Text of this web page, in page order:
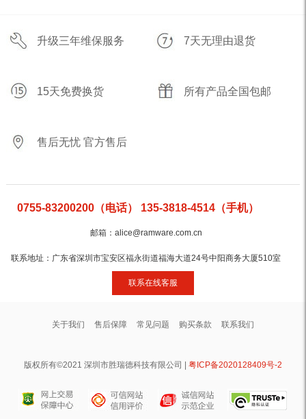
升级三年维保服务 7天无理由退货
15天免费换货 所有产品全国包邮
售后无忧 官方售后
0755-83200200（电话） 135-3818-4514（手机）
邮箱：alice@ramware.com.cn
联系地址：广东省深圳市宝安区福永街道福海大道24号中阳商务大厦510室
联系在线客服
关于我们 售后保障 常见问题 购买条款 联系我们
版权所有©2021 深圳市胜瑞德科技有限公司 | 粤ICP备2020128409号-2